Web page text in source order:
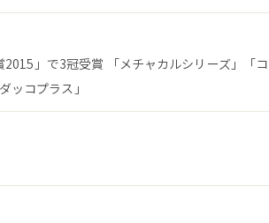
2015」で3冠受賞 「メチャカルシリーズ」「
ッコプラス」